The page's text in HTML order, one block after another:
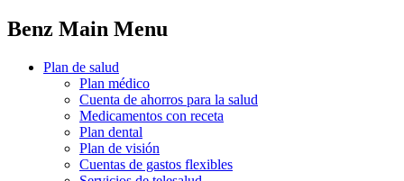
Benz Main Menu
Plan de salud
Plan médico
Cuenta de ahorros para la salud
Medicamentos con receta
Plan dental
Plan de visión
Cuentas de gastos flexibles